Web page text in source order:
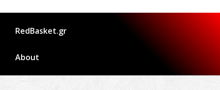
RedBasket.gr
About